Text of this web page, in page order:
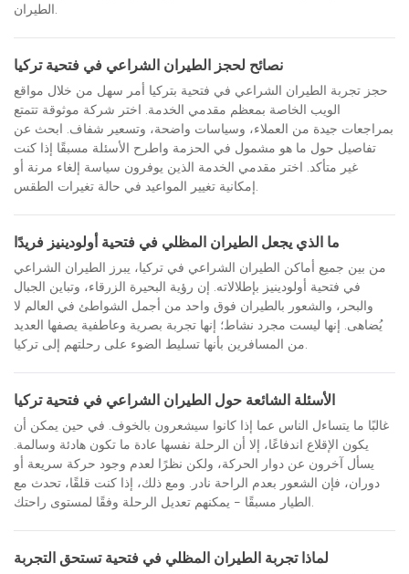
الطيران.
نصائح لحجز الطيران الشراعي في فتحية تركيا
حجز تجربة الطيران الشراعي في فتحية بتركيا أمر سهل من خلال مواقع
الويب الخاصة بمعظم مقدمي الخدمة. اختر شركة موثوقة تتمتع
بمراجعات جيدة من العملاء، وسياسات واضحة، وتسعير شفاف. ابحث عن
تفاصيل حول ما هو مشمول في الحزمة واطرح الأسئلة مسبقًا إذا كنت
غير متأكد. اختر مقدمي الخدمة الذين يوفرون سياسة إلغاء مرنة أو
إمكانية تغيير المواعيد في حالة تغيرات الطقس.
ما الذي يجعل الطيران المظلي في فتحية أولودينيز فريدًا
من بين جميع أماكن الطيران الشراعي في تركيا، يبرز الطيران الشراعي
في فتحية أولودينيز بإطلالاته. إن رؤية البحيرة الزرقاء، وتباين الجبال
والبحر، والشعور بالطيران فوق واحد من أجمل الشواطئ في العالم لا
يُضاهى. إنها ليست مجرد نشاط؛ إنها تجربة بصرية وعاطفية يصفها العديد
من المسافرين بأنها تسليط الضوء على رحلتهم إلى تركيا.
الأسئلة الشائعة حول الطيران الشراعي في فتحية تركيا
غالبًا ما يتساءل الناس عما إذا كانوا سيشعرون بالخوف. في حين يمكن أن
يكون الإقلاع اندفاعًا، إلا أن الرحلة نفسها عادة ما تكون هادئة وسالمة.
يسأل آخرون عن دوار الحركة، ولكن نظرًا لعدم وجود حركة سريعة أو
دوران، فإن الشعور بعدم الراحة نادر. ومع ذلك، إذا كنت قلقًا، تحدث مع
الطيار مسبقًا - يمكنهم تعديل الرحلة وفقًا لمستوى راحتك.
لماذا تجربة الطيران المظلي في فتحية تستحق التجربة